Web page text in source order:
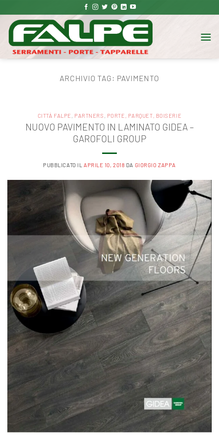
ai
contenuti
ARCHIVIO TAG: PAVIMENTO
CITTÀ FALPE , PARTNERS , PORTE, PARQUET, BOISERIE
NUOVO PAVIMENTO IN LAMINATO GIDEA –
GAROFOLI GROUP
PUBBLICATO IL APRILE 10, 2018 DA GIORGIO ZAPPA